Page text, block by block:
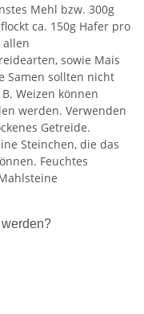
Mehl bzw. 300g
ca. 150g Hafer pro
allen
sowie Mais
Samen sollten nicht
Weizen können
werden. Verwenden
Getreide.
Steinchen, die das
Feuchtes